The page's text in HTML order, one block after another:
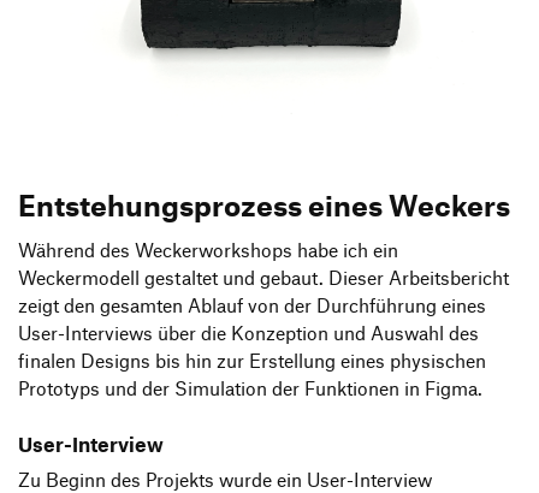
Transfer und Kooperation
Produktgestaltung B.A.
Strategische Gestaltung M.A.
Entstehungsprozess eines Weckers
Während des Weckerworkshops habe ich ein
Weckermodell gestaltet und gebaut. Dieser Arbeitsbericht
zeigt den gesamten Ablauf von der Durchführung eines
User-Interviews über die Konzeption und Auswahl des
finalen Designs bis hin zur Erstellung eines physischen
Prototyps und der Simulation der Funktionen in Figma.
User-Interview
Zu Beginn des Projekts wurde ein User-Interview